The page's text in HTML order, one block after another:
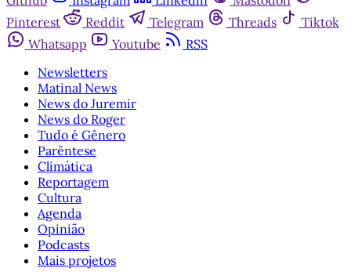
Pinterest
Reddit Telegram Threads
Tiktok
Whatsapp
Youtube
RSS
Newsletters
Matinal News
News do Juremir
News do Roger
Tudo é Gênero
Parêntese
Climática
Reportagem
Cultura
Agenda
Opinião
Podcasts
Mais projetos